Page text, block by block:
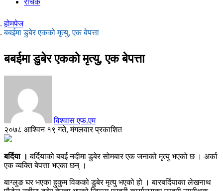
रोचक
होमपेज
बबईमा डुबेर एकको मृत्यु, एक बेपत्ता
बबईमा डुबेर एकको मृत्यु, एक बेपत्ता
विश्वास एफ.एम
२०७८ आश्विन १९ गते, मंगलवार प्रकाशित
बर्दिया ।बर्दियाको बबई नदीमा डुबेर सोमबार एक जनाको मृत्यु भएको छ । अर्का
एक व्यक्ति बेपत्ता भएका छन् ।
बाग्लुङ घर भएका हुकुम विकको डुबेर मृत्यु भएको हो । बारबर्दियाका लेखनाथ